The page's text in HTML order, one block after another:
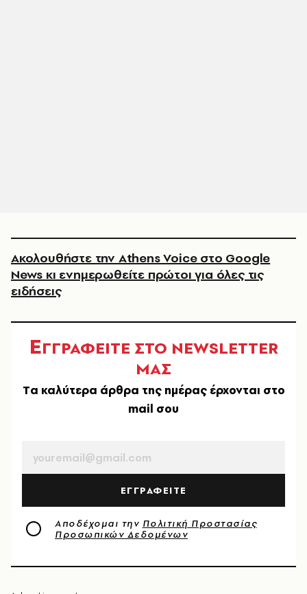
Ακολουθήστε την Athens Voice στο Google
News κι ενημερωθείτε πρώτοι για όλες τις
ειδήσεις
ΕΓΓΡΑΦΕΙΤΕ ΣΤΟ NEWSLETTER
ΜΑΣ
Tα καλύτερα άρθρα της ημέρας έρχονται στο
mail σου
ΕΓΓΡΑΦΕΙΤΕ
Αποδέχομαι την Πολιτική Προστασίας
Προσωπικών Δεδομένων